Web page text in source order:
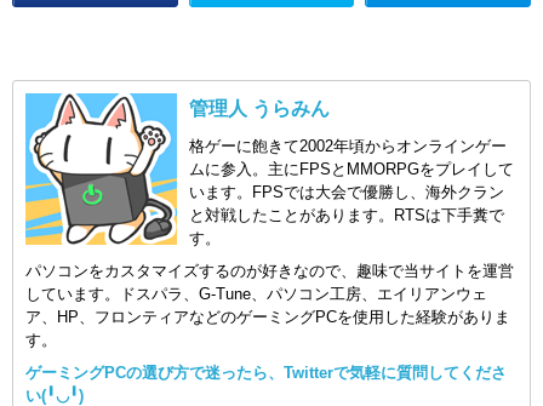
管理人 うらみん
格ゲーに飽きて2002年頃からオンラインゲー
ムに参入。主にFPSとMMORPGをプレイして
います。FPSでは大会で優勝し、海外クラン
と対戦したことがあります。RTSは下手糞で
す。
パソコンをカスタマイズするのが好きなので、趣味で当サイトを運営
しています。ドスパラ、G-Tune、パソコン工房、エイリアンウェ
ア、HP、フロンティアなどのゲーミングPCを使用した経験がありま
す。
ゲーミングPCの選び方で迷ったら、Twitterで気軽に質問してくださ
い(╹◡╹)